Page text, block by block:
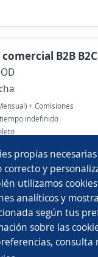
propias
y
utilizamos
analíticos y
según tus
sobre las
consulta
B2B B2C
+ Comisiones
indefinido
Postularme
2014 - 2026